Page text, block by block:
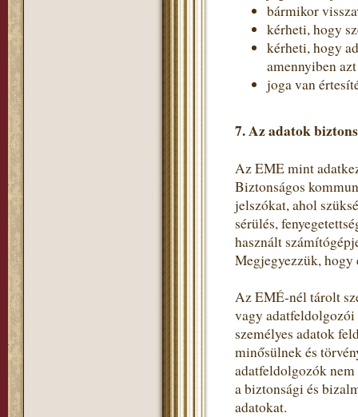
bármikor
kérheti, hogy
kérheti, hogy
amennyiben
joga van
7. Az adatok
Az EME mint
Biztonságos
jelszókat, ahol
sérülés,
használt
Megjegyezzük, hogy
Az EMÉ-nél tárolt
vagy
személyes adatok
minősülnek és
adatfeldolgozók
a biztonsági és
adatokat.